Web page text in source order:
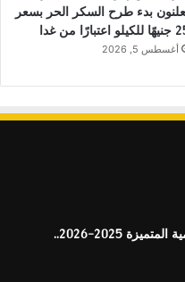
بدء طرح السكر الحر بسعر
اعتبارًا من غدا
أغسطس 5, 2026
مصروفات المدارس التجريبية والرسمية المتميزة 2025-2026..